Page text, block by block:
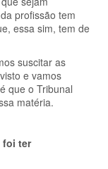
profissão tem
essa sim, tem de
suscitar as
e vamos
que o Tribunal
matéria.
foi ter